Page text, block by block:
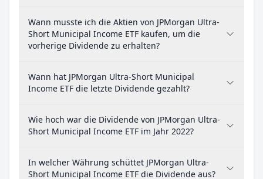
Wann musste ich die Aktien von JPMorgan Ultra-
Short Municipal Income ETF kaufen, um die
vorherige Dividende zu erhalten?
Wann hat JPMorgan Ultra-Short Municipal
Income ETF die letzte Dividende gezahlt?
Wie hoch war die Dividende von JPMorgan Ultra-
Short Municipal Income ETF im Jahr 2022?
In welcher Währung schüttet JPMorgan Ultra-
Short Municipal Income ETF die Dividende aus?